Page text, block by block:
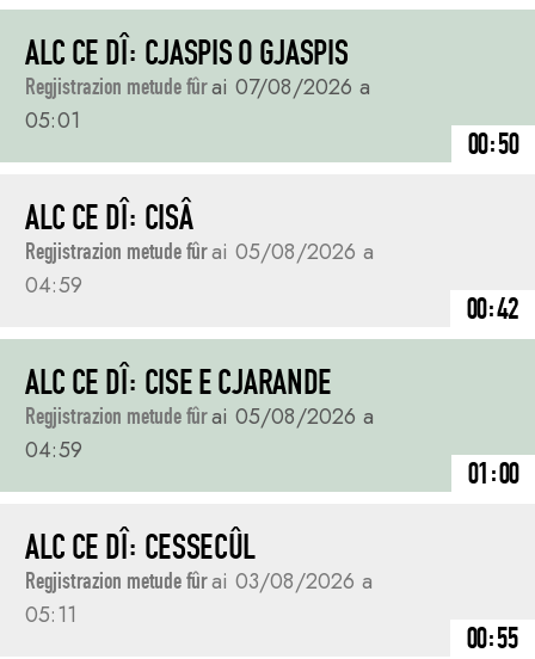
ALC CE DÎ: CJASPIS O GJASPIS
Regjistrazion metude fûrai 07/08/2026 a
05:01
00:50
ALC CE DÎ: CISÂ
Regjistrazion metude fûrai 05/08/2026 a
04:59
00:42
ALC CE DÎ: CISE E CJARANDE
Regjistrazion metude fûrai 05/08/2026 a
04:59
01:00
ALC CE DÎ: CESSECÛL
Regjistrazion metude fûrai 03/08/2026 a
05:11
00:55